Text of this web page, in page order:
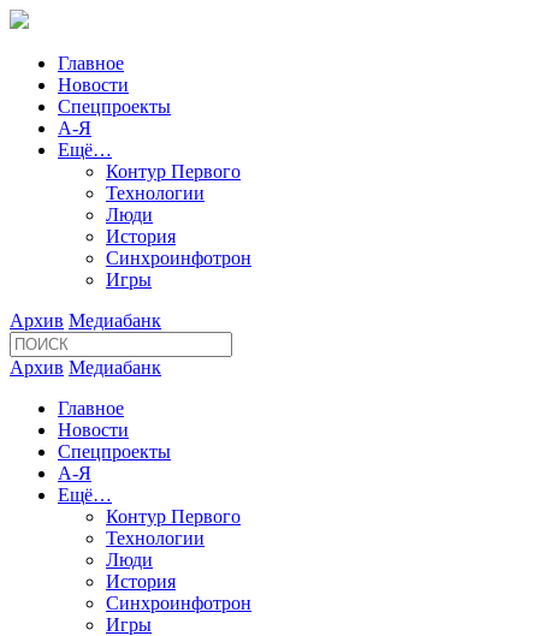
Главное
Новости
Спецпроекты
А-Я
Ещё…
Контур Первого
Технологии
Люди
История
Синхроинфотрон
Игры
Архив Медиабанк
Архив Медиабанк
Главное
Новости
Спецпроекты
А-Я
Ещё…
Контур Первого
Технологии
Люди
История
Синхроинфотрон
Игры